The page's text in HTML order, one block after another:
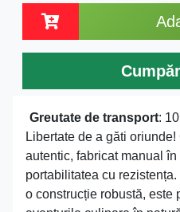
Greutate de transport:
Libertate de a găti
autentic, fabricat manual
portabilitatea cu
o construcție robustă, este